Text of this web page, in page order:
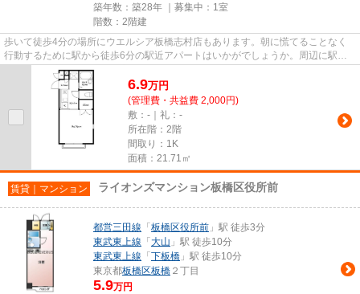
築年数：築28年 ｜募集中： 1室
階数：2階建
歩いて徒歩4分の場所にウエルシア板橋志村店もあります。朝に慌てることなく
行動するために駅から徒歩6分の駅近アパートはいかがでしょうか。周辺に駅が
二つあり、交通の利便性が高い...
6.9万円
(管理費・共益費 2,000円)
敷：-｜礼：-
所在階：2階
間取り：1K
面積：21.71㎡
賃貸｜マンション ライオンズマンション板橋区役所前
都営三田線 「 板橋区役所前 」駅 徒歩3分
東武東上線 「 大山 」駅 徒歩10分
東武東上線 「 下板橋 」駅 徒歩10分
東京都板橋区板橋 ２丁目
5.9万円